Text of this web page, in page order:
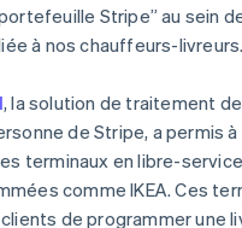
Stripe” au sein
à nos chauffeurs-
, la solution de traitement
de Stripe, a permis
terminaux en libre-
comme IKEA. Ces
de programmer une